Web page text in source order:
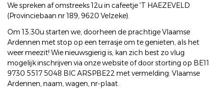
We spreken af omstreeks 12u in cafeetje 'T HAEZEVELD
(Provinciebaan nr 189, 9620 Velzeke).
Om 13.30u starten we, doorheen de prachtige Vlaamse
Ardennen met stop op een terrasje om te genieten, als het
weer meezit! Wie nieuwsgierig is, kan zich best zo vlug
mogelijk inschrijven via onze website of door storting op BE11
9730 5517 5048 BIC ARSPBE22 met vermelding: Vlaamse
Ardennen, naam, wagen, nr-plaat.